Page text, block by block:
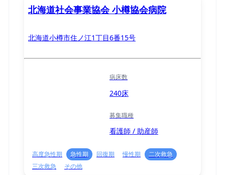
北海道社会事業協会 小樽協会病院
北海道小樽市住ノ江1丁目6番15号
病床数
240床
募集職種
看護師 / 助産師
高度急性期 急性期 回復期 慢性期
二次救急
三次救急
その他